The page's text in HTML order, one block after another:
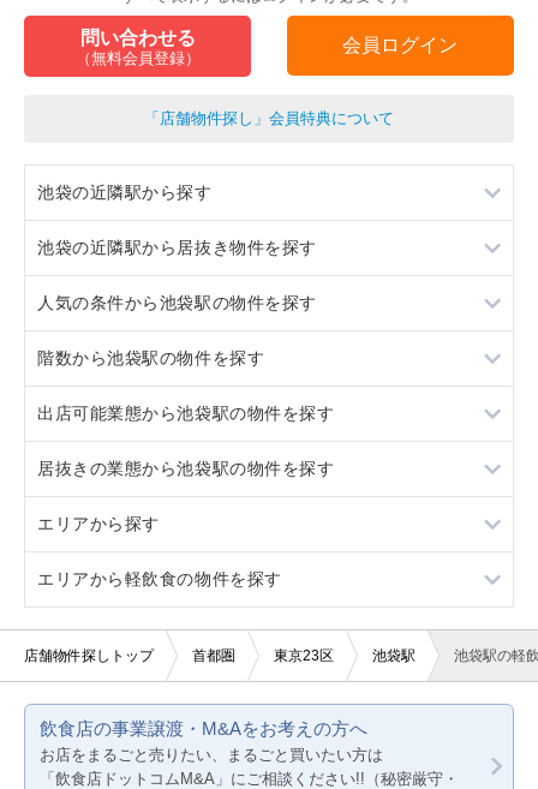
問い合わせる
（無料会員登録）
会員ログイン
「店舗物件探し」会員特典について
池袋の近隣駅から探す
雑司が谷
要町
西早稲田
千川
池袋の近隣駅から居抜き物件を探す
雑司が谷
要町
西早稲田
千川
人気の条件から池袋駅の物件を探す
居抜き
スケルトン
ロードサイド物件
駐車場あり
看板取り付け可
10坪以下
賃料20万円以下
階数から池袋駅の物件を探す
地下
1階
2階
3階以上
出店可能業態から池袋駅の物件を探す
重飲食
軽飲食
バー・クラブ
美容室・理容室
医療・歯科・クリニック
居抜きの業態から池袋駅の物件を探す
中華
テイクアウト
カラオケ・パブ・スナック
居酒屋・ダイニングバー
エリアから探す
東京23区
東京都下
千葉
エリアから軽飲食の物件を探す
東京23区
神奈川
店舗物件探しトップ 首都圏 東京23区 池袋駅 池袋駅の軽
飲食店の事業譲渡・M&Aをお考えの方へ
お店をまるごと売りたい、まるごと買いたい方は
「飲食店ドットコムM&A」にご相談ください!!（秘密厳守・